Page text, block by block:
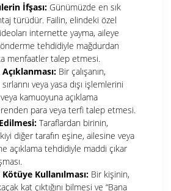
İfşası: Günümüzde en sık
türüdür. Failin, elindeki özel
internette yayma, aileye
tehdidiyle mağdurdan
menfaatler talep etmesi.
Bir çalışanın,
veya yasa dışı işlemlerini
kamuoyuna açıklama
para veya terfi talep etmesi.
Taraflardan birinin,
diğer tarafın eşine, ailesine veya
açıklama tehdidiyle maddi çıkar
Kullanılması: Bir kişinin,
kat çıktığını bilmesi ve “Bana